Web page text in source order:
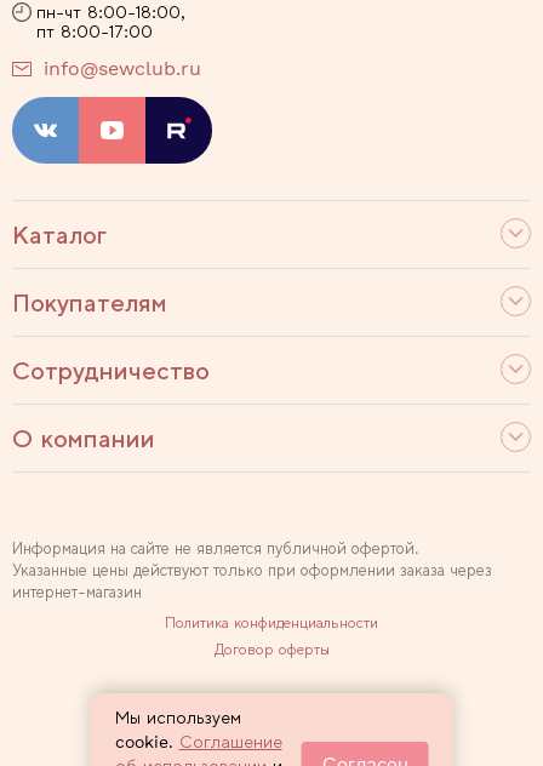
Каталог
Покупателям
Сотрудничество
О компании
пн-чт 8:00-18:00,
пт 8:00-17:00
info@sewclub.ru
Информация на сайте не является публичной офертой.
Указанные цены действуют только при оформлении заказа через
интернет-магазин
Политика конфиденциальности
Договор оферты
Мы используем
cookie. Соглашение